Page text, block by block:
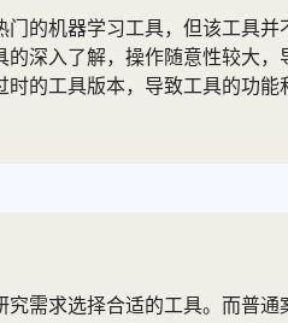
的机器学习工具，但该工具
深入了解，操作随意性较大
的工具版本，导致工具的功
需求选择合适的工具。而普